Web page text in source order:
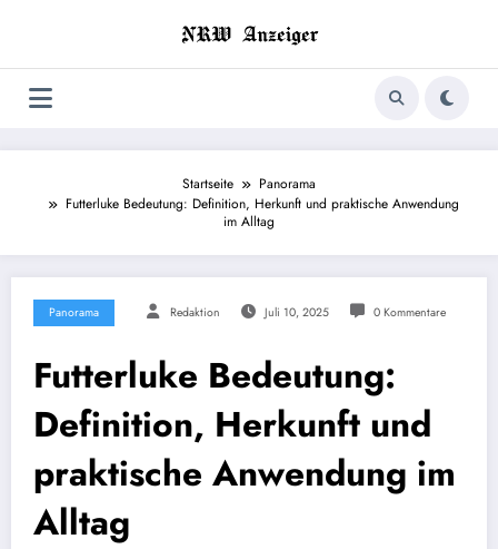
Startseite
Panorama
Futterluke Bedeutung: Definition, Herkunft und praktische Anwendung
im Alltag
Panorama Redaktion Juli 10, 2025 0 Kommentare
Futterluke Bedeutung:
Definition, Herkunft und
praktische Anwendung im
Alltag